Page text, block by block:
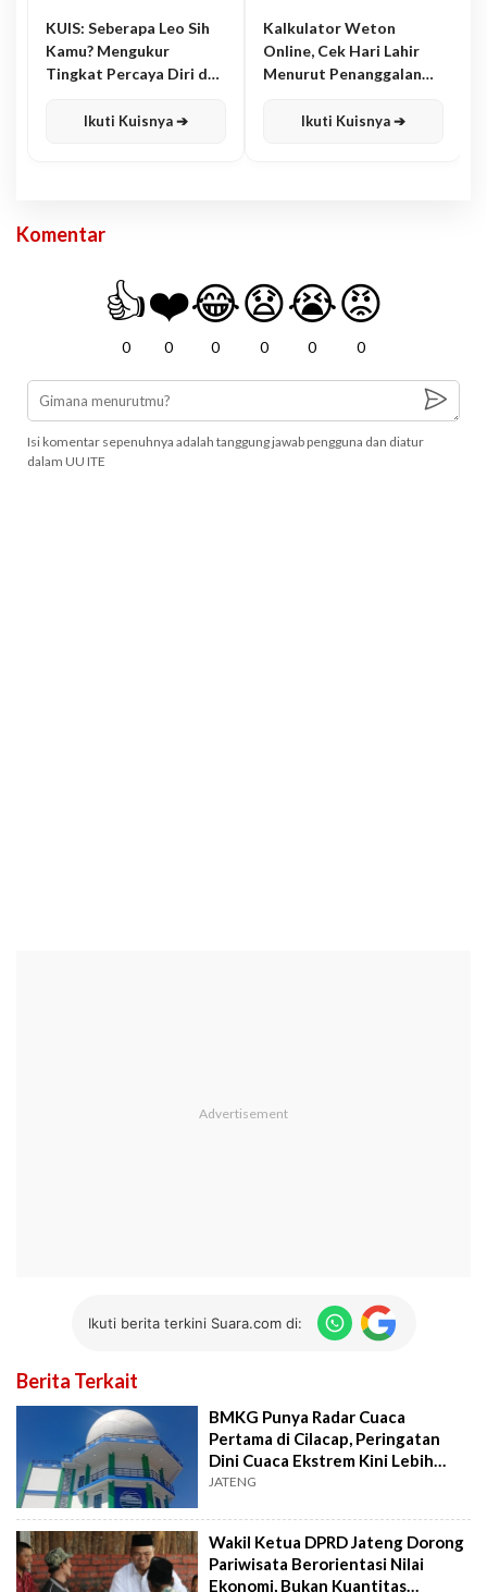
KUIS: Seberapa Leo Sih
Kamu? Mengukur
Tingkat Percaya Diri dan
Ikuti Kuisnya ➔
Kalkulator Weton
Online, Cek Hari Lahir
Menurut Penanggalan
Ikuti Kuisnya ➔
Komentar
👍
0
❤️
0
😂
0
😧
0
😭
0
😡
0
Isi komentar sepenuhnya adalah tanggung jawab pengguna dan diatur
dalam UU ITE
Ikuti berita terkini Suara.com di:
Berita Terkait
BMKG Punya Radar Cuaca
Pertama di Cilacap, Peringatan
Dini Cuaca Ekstrem Kini Lebih
Akurat
JATENG
Wakil Ketua DPRD Jateng Dorong
Pariwisata Berorientasi Nilai
Ekonomi, Bukan Kuantitas